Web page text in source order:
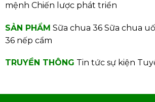
mệnh Chiến lược phát triển
SẢN PHẨM Sữa chua 36 Sữa chua
36 nếp cẩm
TRUYỀN THÔNG Tin tức sự kiện